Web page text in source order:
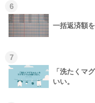
6
一括返済額
7
「洗たくマ
いい。